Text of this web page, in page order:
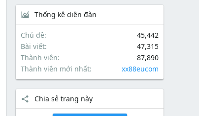
Thống kê diễn đàn
Chủ đề
45,442
Bài viết
47,315
Thành viên
87,890
Thành viên mới nhất
xx88eucom
Chia sẻ trang này